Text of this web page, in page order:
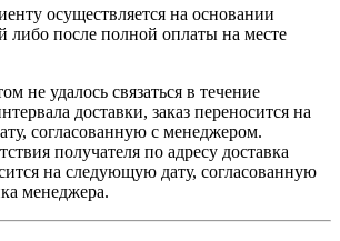
осуществляется на основании
либо после полной оплаты на месте
не удалось связаться в течение
доставки, заказ переносится на
согласованную с менеджером.
получателя по адресу доставка
на следующую дату, согласованную
менеджера.